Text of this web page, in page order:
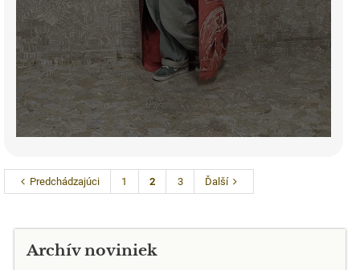
Predchádzajúci 1 2 3 Ďalší
Archív noviniek